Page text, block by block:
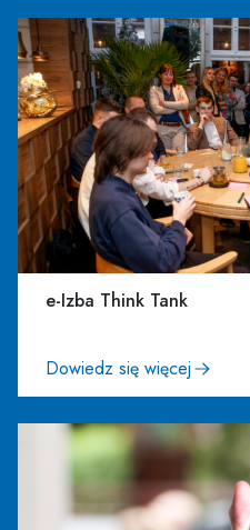
e-Izba Think Tank
Dowiedz się więcej